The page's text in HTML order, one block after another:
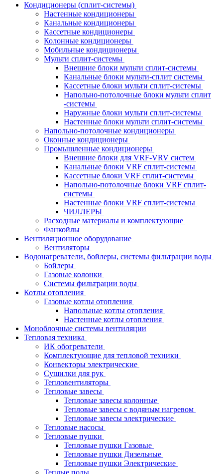
Кондиционеры (сплит-системы)
Настенные кондиционеры
Канальные кондиционеры
Кассетные кондиционеры
Колонные кондиционеры
Мобильные кондиционеры
Мульти сплит-системы
Внешние блоки мульти сплит-системы
Канальные блоки мульти-сплит системы
Кассетные блоки мульти сплит-системы
Напольно-потолочные блоки мульти сплит
-системы
Наружные блоки мульти сплит-системы
Настенные блоки мульти сплит-системы
Напольно-потолочные кондиционеры
Оконные кондиционеры
Промышленные кондиционеры
Внешние блоки для VRF-VRV систем
Канальные блоки VRF сплит-системы
Кассетные блоки VRF сплит-системы
Напольно-потолочные блоки VRF сплит-
системы
Настенные блоки VRF сплит-системы
ЧИЛЛЕРЫ
Расходные материалы и комплектующие
Фанкойлы
Вентиляционное оборудование
Вентиляторы
Водонагреватели, бойлеры, системы фильтрации воды
Бойлеры
Газовые колонки
Системы фильтрации воды
Котлы отопления
Газовые котлы отопления
Напольные котлы отопления
Настенные котлы отопления
Моноблочные системы вентиляции
Тепловая техника
ИК обогреватели
Комплектующие для тепловой техники
Конвекторы электрические
Сушилки для рук
Тепловентиляторы
Тепловые завесы
Тепловые завесы колонные
Тепловые завесы с водяным нагревом
Тепловые завесы электрические
Тепловые насосы
Тепловые пушки
Тепловые пушки Газовые
Тепловые пушки Дизельные
Тепловые пушки Электрические
Теплые полы